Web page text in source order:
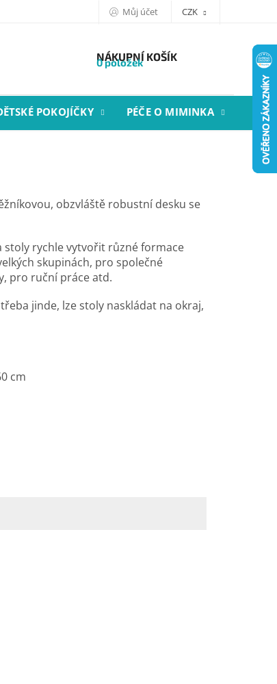
Můj účet CZK
NÁKUPNÍ KOŠÍK
0 položek
POKOJÍČKY PÉČE O MIMINKA
obzvláště robustní desku se
stoly rychle vytvořit různé formace
skupinách, pro společné
pro ruční práce atd.
jinde, lze stoly naskládat na okraj,
cm